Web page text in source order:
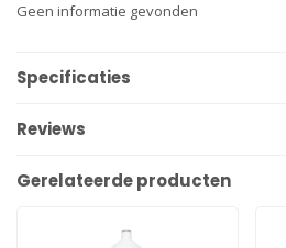
Geen informatie gevonden
Specificaties
Reviews
Gerelateerde producten